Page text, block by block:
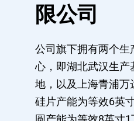
限公司
公司旗下拥有两个生
心，即湖北武汉生产
地，以及上海青浦万
硅片产能为等效6英